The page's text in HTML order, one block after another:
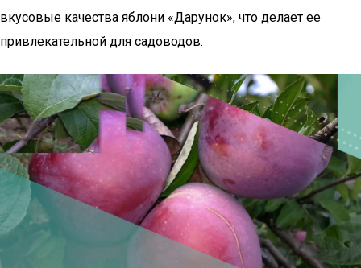
вкусовые качества яблони «Дарунок», что делает ее
привлекательной для садоводов.